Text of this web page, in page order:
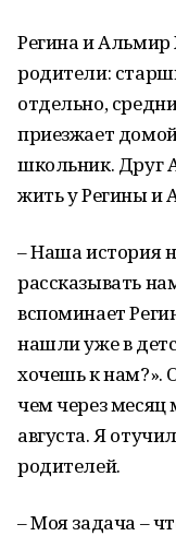
Регина и
родители:
отдельно,
приезжает
школьник. Друг
жить у Регины и
– Наша история
рассказывать
вспоминает
нашли уже в
хочешь к нам?».
чем через месяц
августа. Я
родителей.
– Моя задача –